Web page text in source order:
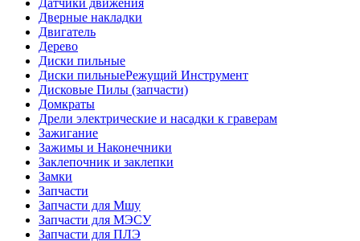
Датчики движения
Дверные накладки
Двигатель
Дерево
Диски пильные
Диски пильныеРежущий Инструмент
Дисковые Пилы (запчасти)
Домкраты
Дрели электрические и насадки к граверам
Зажигание
Зажимы и Наконечники
Заклепочник и заклепки
Замки
Запчасти
Запчасти для Мшу
Запчасти для МЭСУ
Запчасти для ПЛЭ